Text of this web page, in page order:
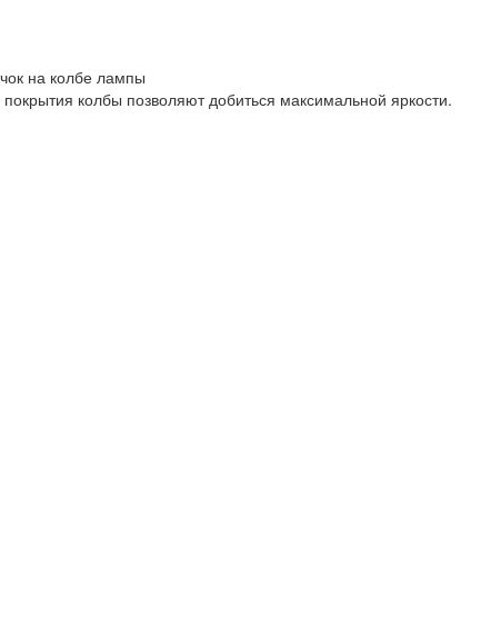
на колбе лампы
колбы позволяют добиться максимальной яркости.